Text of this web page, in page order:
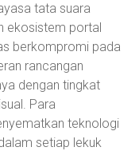
tata suara
ekosistem portal
berkompromi pada
rancangan
dengan tingkat
Para
teknologi
setiap lekuk